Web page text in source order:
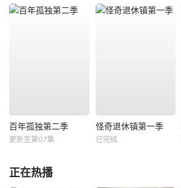
百年孤独第二季
更新至第07集
怪奇退休镇第一季
已完结
正在热播